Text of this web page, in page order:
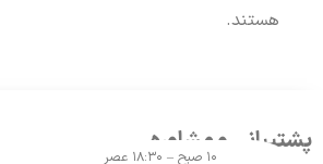
هستند.
پشتیبانی و مشاوره
۱۰ صبح – ۱۸:۳۰ عصر